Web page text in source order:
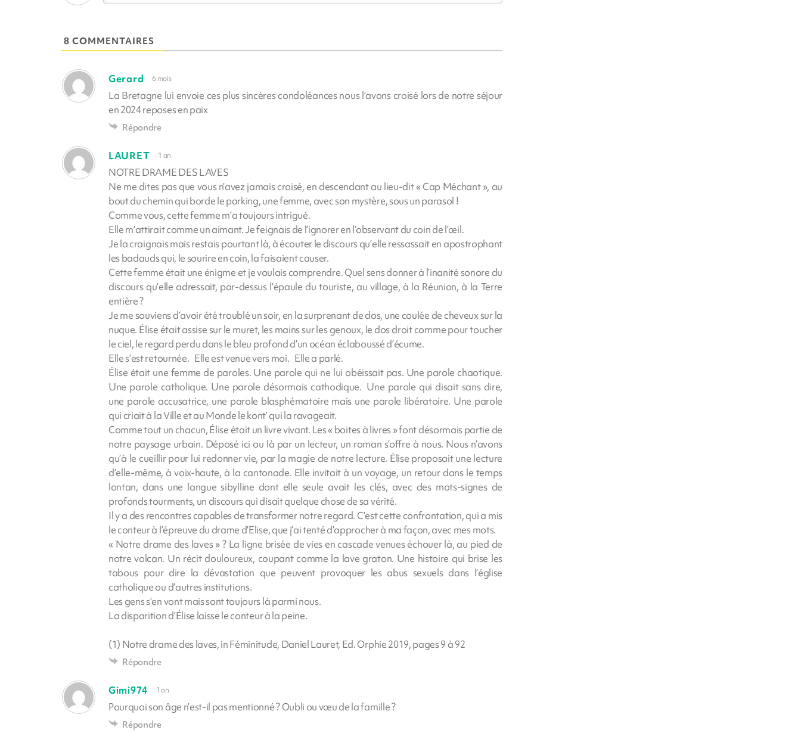
8 COMMENTAIRES
Gerard 6 mois
La Bretagne lui envoie ces plus sincères condoléances nous l’avons croisé lors de notre séjour
en 2024 reposes en paix
Répondre
LAURET 1 an
NOTRE DRAME DES LAVES
Ne me dites pas que vous n’avez jamais croisé, en descendant au lieu-dit « Cap Méchant », au
bout du chemin qui borde le parking, une femme, avec son mystère, sous un parasol !
Comme vous, cette femme m’a toujours intrigué.
Elle m’attirait comme un aimant. Je feignais de l’ignorer en l’observant du coin de l’œil.
Je la craignais mais restais pourtant là, à écouter le discours qu’elle ressassait en apostrophant
les badauds qui, le sourire en coin, la faisaient causer.
Cette femme était une énigme et je voulais comprendre. Quel sens donner à l’inanité sonore du
discours qu’elle adressait, par-dessus l’épaule du touriste, au village, à la Réunion, à la Terre
entière ?
Je me souviens d’avoir été troublé un soir, en la surprenant de dos, une coulée de cheveux sur la
nuque. Élise était assise sur le muret, les mains sur les genoux, le dos droit comme pour toucher
le ciel, le regard perdu dans le bleu profond d’un océan éclaboussé d’écume.
Elle s’est retournée. Elle est venue vers moi. Elle a parlé.
Élise était une femme de paroles. Une parole qui ne lui obéissait pas. Une parole chaotique.
Une parole catholique. Une parole désormais cathodique. Une parole qui disait sans dire,
une parole accusatrice, une parole blasphématoire mais une parole libératoire. Une parole
qui criait à la Ville et au Monde le kont’ qui la ravageait.
Comme tout un chacun, Élise était un livre vivant. Les « boites à livres » font désormais partie de
notre paysage urbain. Déposé ici ou là par un lecteur, un roman s’offre à nous. Nous n’avons
qu’à le cueillir pour lui redonner vie, par la magie de notre lecture. Élise proposait une lecture
d’elle-même, à voix-haute, à la cantonade. Elle invitait à un voyage, un retour dans le temps
lontan, dans une langue sibylline dont elle seule avait les clés, avec des mots-signes de
profonds tourments, un discours qui disait quelque chose de sa vérité.
Il y a des rencontres capables de transformer notre regard. C’est cette confrontation, qui a mis
le conteur à l’épreuve du drame d’Elise, que j’ai tenté d’approcher à ma façon, avec mes mots.
« Notre drame des laves » ? La ligne brisée de vies en cascade venues échouer là, au pied de
notre volcan. Un récit douloureux, coupant comme la lave graton. Une histoire qui brise les
tabous pour dire la dévastation que peuvent provoquer les abus sexuels dans l’église
catholique ou d’autres institutions.
Les gens s’en vont mais sont toujours là parmi nous.
La disparition d’Élise laisse le conteur à la peine.
(1) Notre drame des laves, in Féminitude, Daniel Lauret, Ed. Orphie 2019, pages 9 à 92
Répondre
Gimi974 1 an
Pourquoi son âge n’est-il pas mentionné ? Oubli ou vœu de la famille ?
Répondre